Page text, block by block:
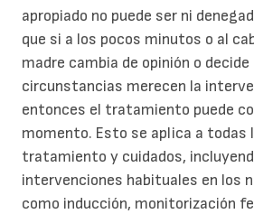
apropiado no puede ser ni
que si a los pocos minutos o al
madre cambia de opinión o decide
circunstancias merecen la
entonces el tratamiento puede
momento. Esto se aplica a todas
tratamiento y cuidados,
intervenciones habituales en los
como inducción, monitorización